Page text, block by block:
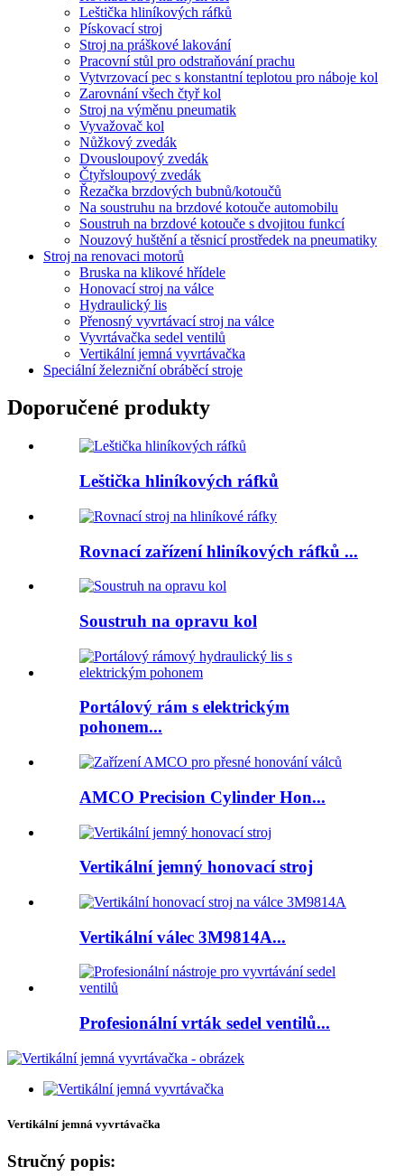
Leštička hliníkových ráfků
Pískovací stroj
Stroj na práškové lakování
Pracovní stůl pro odstraňování prachu
Vytvrzovací pec s konstantní teplotou pro náboje kol
Zarovnání všech čtyř kol
Stroj na výměnu pneumatik
Vyvažovač kol
Nůžkový zvedák
Dvousloupový zvedák
Čtyřsloupový zvedák
Řezačka brzdových bubnů/kotoučů
Na soustruhu na brzdové kotouče automobilu
Soustruh na brzdové kotouče s dvojitou funkcí
Nouzový huštění a těsnicí prostředek na pneumatiky
Stroj na renovaci motorů
Bruska na klikové hřídele
Honovací stroj na válce
Hydraulický lis
Přenosný vyvrtávací stroj na válce
Vyvrtávačka sedel ventilů
Vertikální jemná vyvrtávačka
Speciální železniční obráběcí stroje
Doporučené produkty
Leštička hliníkových ráfků
Rovnací zařízení hliníkových ráfků ...
Soustruh na opravu kol
Portálový rám s elektrickým
pohonem...
AMCO Precision Cylinder Hon...
Vertikální jemný honovací stroj
Vertikální válec 3M9814A...
Profesionální vrták sedel ventilů...
Vertikální jemná vyvrtávačka
Stručný popis: